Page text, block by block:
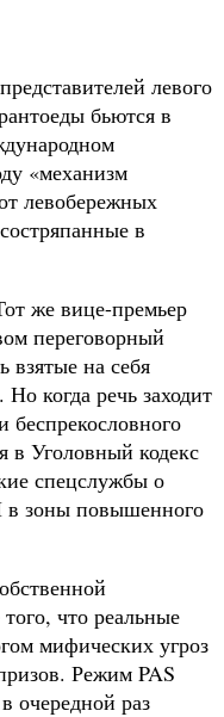
левого
бьются в
«механизм
левобережных
в
же вице-премьер
переговорный
взятые на себя
когда речь заходит
беспрекословного
в Уголовный кодекс
спецслужбы о
в зоны повышенного
что реальные
мифических угроз
Режим PAS
очередной раз